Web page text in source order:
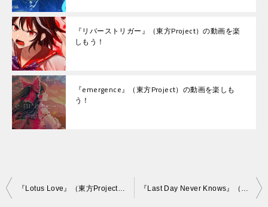
『リバーストリガー』（東方Project）の動画を楽
しもう！
『emergence』（東方Project）の動画を楽しも
う！
投
『Lotus Love』（東方Project）の動画を楽しもう！ 『Last Day Never Knows』（東方Project）の動画を楽しもう！